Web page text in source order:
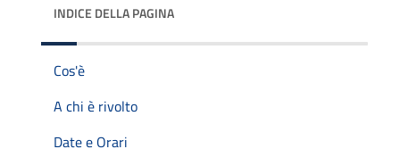
INDICE DELLA PAGINA
Cos'è
A chi è rivolto
Date e Orari